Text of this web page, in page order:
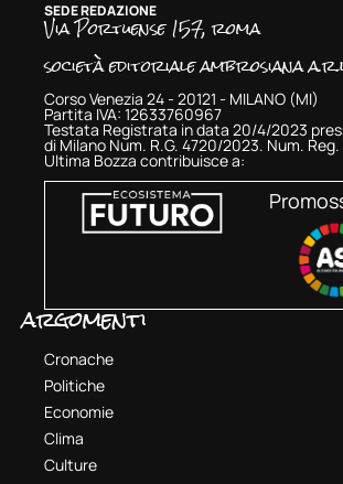
SEDE REDAZIONE
Via Portuense 157, roma
società editoriale ambrosiana
Corso Venezia 24 - 20121 - MILANO (MI)
Partita IVA: 12633760967
Testata Registrata in data 20/4/2023
di Milano Num. R.G. 4720/2023. Num.
Ultima Bozza contribuisce a:
argomenti
Cronache
Politiche
Economie
Clima
Culture